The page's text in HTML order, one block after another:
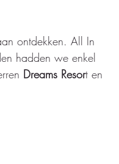
ontdekken. All In
hadden we enkel
Dreams Resort en